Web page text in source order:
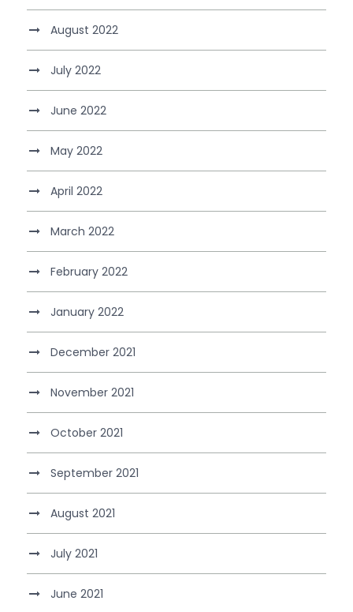
August 2022
July 2022
June 2022
May 2022
April 2022
March 2022
February 2022
January 2022
December 2021
November 2021
October 2021
September 2021
August 2021
July 2021
June 2021